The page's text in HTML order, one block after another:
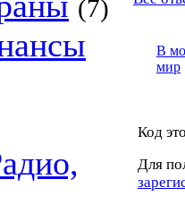
(7)
В
мир
Код
Для